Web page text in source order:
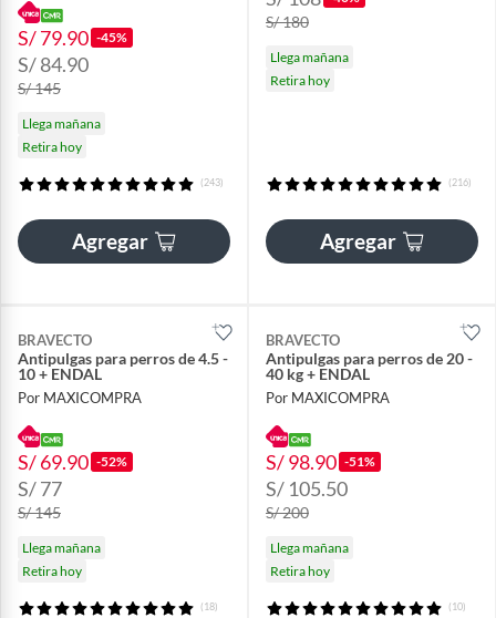
S/ 79.90 -45%
S/ 84.90
S/ 145
Llega mañana
Retira hoy
(243)
Agregar
S/ 180
Llega mañana
Retira hoy
(216)
Agregar
BRAVECTO
Antipulgas para perros de 4.5 -
10 + ENDAL
Por MAXICOMPRA
S/ 69.90 -52%
S/ 77
S/ 145
Llega mañana
Retira hoy
(18)
BRAVECTO
Antipulgas para perros de 20 -
40 kg + ENDAL
Por MAXICOMPRA
S/ 98.90 -51%
S/ 105.50
S/ 200
Llega mañana
Retira hoy
(10)